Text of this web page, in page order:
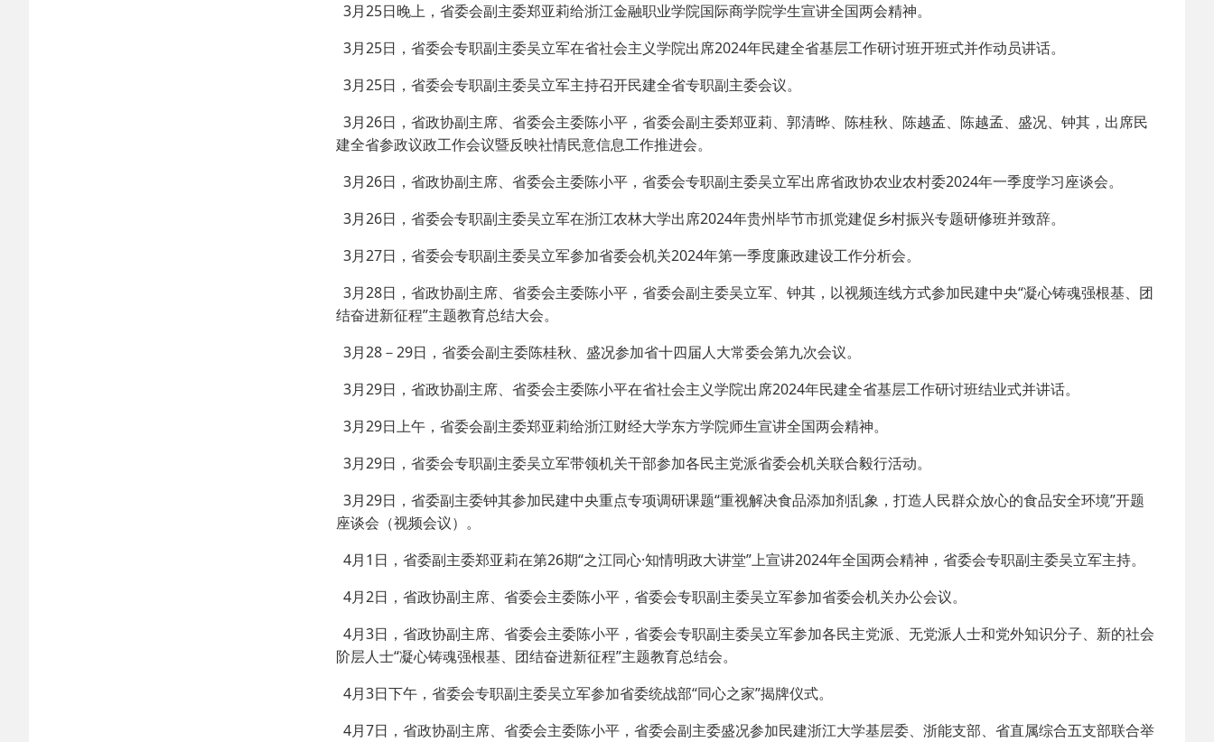
3月25日晚上，省委会副主委郑亚莉给浙江金融职业学院国际商学院学生宣讲全国两会精神。
3月25日，省委会专职副主委吴立军在省社会主义学院出席2024年民建全省基层工作研讨班开班式并作动员讲话。
3月25日，省委会专职副主委吴立军主持召开民建全省专职副主委会议。
3月26日，省政协副主席、省委会主委陈小平，省委会副主委郑亚莉、郭清晔、陈桂秋、陈越孟、陈越孟、盛况、钟其，出席民
建全省参政议政工作会议暨反映社情民意信息工作推进会。
3月26日，省政协副主席、省委会主委陈小平，省委会专职副主委吴立军出席省政协农业农村委2024年一季度学习座谈会。
3月26日，省委会专职副主委吴立军在浙江农林大学出席2024年贵州毕节市抓党建促乡村振兴专题研修班并致辞。
3月27日，省委会专职副主委吴立军参加省委会机关2024年第一季度廉政建设工作分析会。
3月28日，省政协副主席、省委会主委陈小平，省委会副主委吴立军、钟其，以视频连线方式参加民建中央“凝心铸魂强根基、团
结奋进新征程”主题教育总结大会。
3月28－29日，省委会副主委陈桂秋、盛况参加省十四届人大常委会第九次会议。
3月29日，省政协副主席、省委会主委陈小平在省社会主义学院出席2024年民建全省基层工作研讨班结业式并讲话。
3月29日上午，省委会副主委郑亚莉给浙江财经大学东方学院师生宣讲全国两会精神。
3月29日，省委会专职副主委吴立军带领机关干部参加各民主党派省委会机关联合毅行活动。
3月29日，省委副主委钟其参加民建中央重点专项调研课题“重视解决食品添加剂乱象，打造人民群众放心的食品安全环境”开题
座谈会（视频会议）。
4月1日，省委副主委郑亚莉在第26期“之江同心·知情明政大讲堂”上宣讲2024年全国两会精神，省委会专职副主委吴立军主持。
4月2日，省政协副主席、省委会主委陈小平，省委会专职副主委吴立军参加省委会机关办公会议。
4月3日，省政协副主席、省委会主委陈小平，省委会专职副主委吴立军参加各民主党派、无党派人士和党外知识分子、新的社会
阶层人士“凝心铸魂强根基、团结奋进新征程”主题教育总结会。
4月3日下午，省委会专职副主委吴立军参加省委统战部“同心之家”揭牌仪式。
4月7日，省政协副主席、省委会主委陈小平，省委会副主委盛况参加民建浙江大学基层委、浙能支部、省直属综合五支部联合举